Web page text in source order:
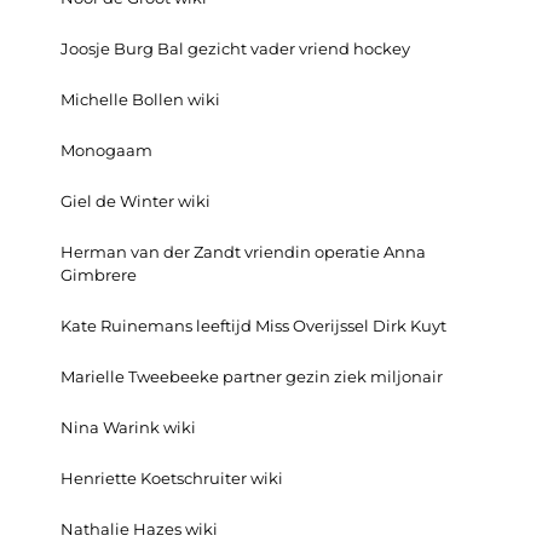
Joosje Burg Bal gezicht vader vriend hockey
Michelle Bollen wiki
Monogaam
Giel de Winter wiki
Herman van der Zandt vriendin operatie Anna
Gimbrere
Kate Ruinemans leeftijd Miss Overijssel Dirk Kuyt
Marielle Tweebeeke partner gezin ziek miljonair
Nina Warink wiki
Henriette Koetschruiter wiki
Nathalie Hazes wiki